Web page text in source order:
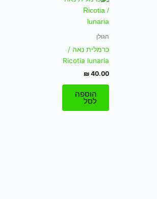
הגולן
כרמלית נאה /
Ricotia lunaria
₪ 40.00
הוספה
לסל